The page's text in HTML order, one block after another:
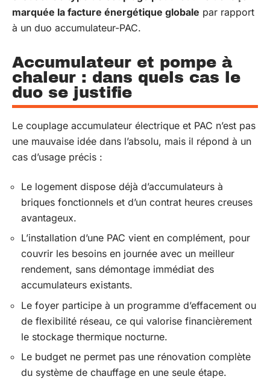
marquée la facture énergétique globale par rapport
à un duo accumulateur-PAC.
Accumulateur et pompe à
chaleur : dans quels cas le
duo se justifie
Le couplage accumulateur électrique et PAC n’est pas
une mauvaise idée dans l’absolu, mais il répond à un
cas d’usage précis :
Le logement dispose déjà d’accumulateurs à
briques fonctionnels et d’un contrat heures creuses
avantageux.
L’installation d’une PAC vient en complément, pour
couvrir les besoins en journée avec un meilleur
rendement, sans démontage immédiat des
accumulateurs existants.
Le foyer participe à un programme d’effacement ou
de flexibilité réseau, ce qui valorise financièrement
le stockage thermique nocturne.
Le budget ne permet pas une rénovation complète
du système de chauffage en une seule étape.